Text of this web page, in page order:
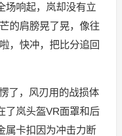
场响起，岚却没有立
的肩膀晃了晃，像往
，快冲，把比分追回
了，风刃用的战损体
了岚头盔VR面罩和后
属卡扣因为冲击力断